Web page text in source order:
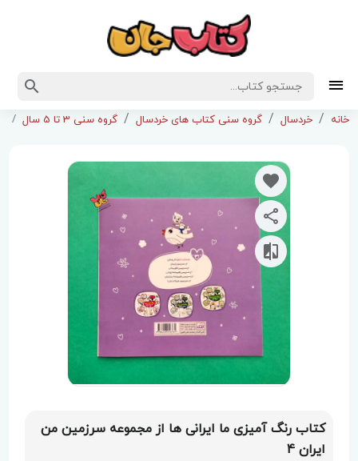
خانه خردسال گروه سنی کتاب های خردسال گروه سنی 3 تا 5 سال
کتاب رنگ آمیزی ما ایرانی ها از مجموعه سرزمین من
ایران 4